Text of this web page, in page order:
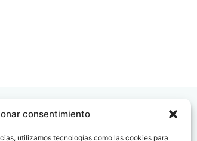
consentimiento
utilizamos tecnologías como las cookies para